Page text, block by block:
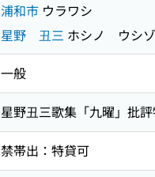
浦和市 ウラワシ
星野 丑三 ホシノ ウシ
一般
星野丑三歌集「九曜」
禁帯出：特貸可